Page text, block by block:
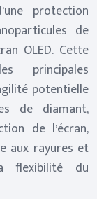
protection
de
OLED. Cette
principales
potentielle
de diamant,
de l’écran,
aux rayures et
flexibilité du